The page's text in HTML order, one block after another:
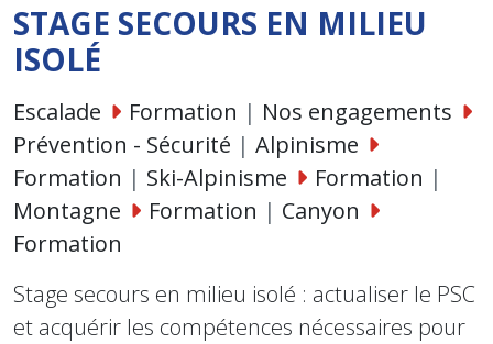
STAGE SECOURS EN MILIEU
ISOLÉ
Escalade Formation | Nos engagements
Prévention - Sécurité | Alpinisme
Formation | Ski-Alpinisme Formation |
Montagne
Formation | Canyon
Formation
Stage secours en milieu isolé : actualiser le PSC
et acquérir les compétences nécessaires pour